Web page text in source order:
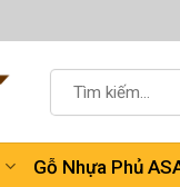
kiếm:
Gỗ Nhựa Phủ